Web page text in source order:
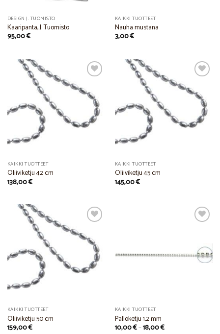
DESIGN J. TUOMISTO
Kaaripanta, J. Tuomisto
95,00€
KAIKKI TUOTTEET
Nauha mustana
3,00€
Add to
Wishlist
KAIKKI TUOTTEET
Oliiviketju 42 cm
138,00€
Add to
Wishlist
KAIKKI TUOTTEET
Oliiviketju 45 cm
145,00€
Add to
Wishlist
KAIKKI TUOTTEET
Oliiviketju 50 cm
159,00€
Add to
Wishlist
KAIKKI TUOTTEET
Palloketju 1,2 mm
10,00€–18,00€Price